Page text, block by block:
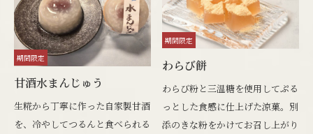
期間限定
甘酒水まんじゅう
生糀から丁寧に作った自家製甘酒
を、冷やしてつるんと食べられる
期間限定
わらび餅
わらび粉と三温糖を使用してぷる
っとした食感に仕上げた涼菓。別
添のきな粉をかけてお召し上がり